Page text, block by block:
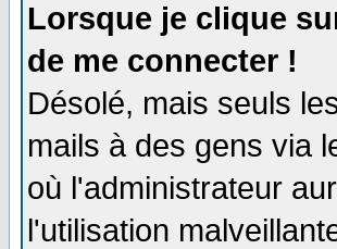
Lorsque je clique
de me connecter !
Désolé, mais seuls
mails à des gens via
où l'administrateur
l'utilisation